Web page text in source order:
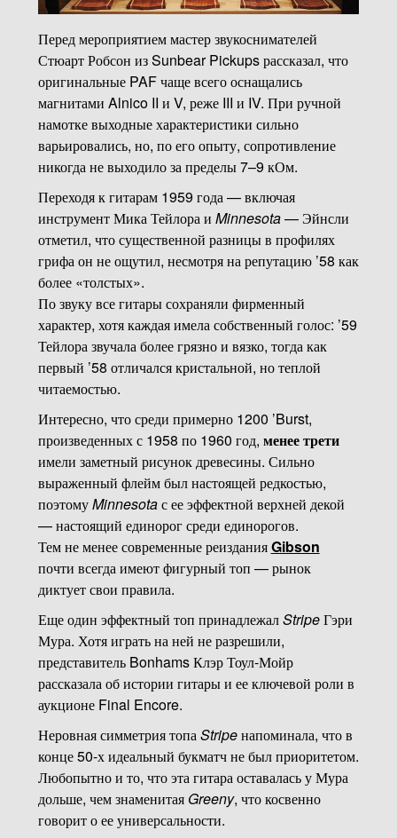
Перед мероприятием мастер звукоснимателей
Стюарт Робсон из Sunbear Pickups рассказал, что
оригинальные PAF чаще всего оснащались
магнитами Alnico II и V, реже III и IV. При ручной
намотке выходные характеристики сильно
варьировались, но, по его опыту, сопротивление
никогда не выходило за пределы 7–9 кОм.
Переходя к гитарам 1959 года — включая
инструмент Мика Тейлора и Minnesota— Эйнсли
отметил, что существенной разницы в профилях
грифа он не ощутил, несмотря на репутацию ’58 как
более «толстых».
По звуку все гитары сохраняли фирменный
характер, хотя каждая имела собственный голос: ’59
Тейлора звучала более грязно и вязко, тогда как
первый ’58 отличался кристальной, но теплой
читаемостью.
Интересно, что среди примерно 1200 ’Burst,
произведенных с 1958 по 1960 год, менее трети
имели заметный рисунок древесины. Сильно
выраженный флейм был настоящей редкостью,
поэтомуMinnesotaс ее эффектной верхней декой
— настоящий единорог среди единорогов.
Тем не менее современные реизданияGibson
почти всегда имеют фигурный топ — рынок
диктует свои правила.
Еще один эффектный топ принадлежалStripeГэри
Мура. Хотя играть на ней не разрешили,
представитель Bonhams Клэр Тоул-Мойр
рассказала об истории гитары и ее ключевой роли в
аукционе Final Encore.
Неровная симметрия топаStripeнапоминала, что в
конце 50-х идеальный букматч не был приоритетом.
Любопытно и то, что эта гитара оставалась у Мура
дольше, чем знаменитая Greeny, что косвенно
говорит о ее универсальности.